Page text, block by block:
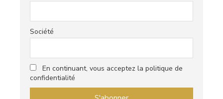
Société
En continuant, vous acceptez la politique de
confidentialité